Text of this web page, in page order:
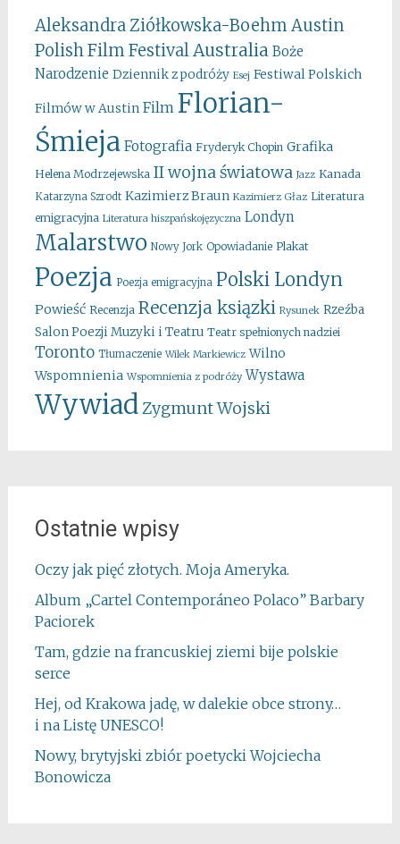
Aleksandra Ziółkowska-Boehm Austin
Polish Film FestivalAustralia Boże
Narodzenie Dziennik z podróży Esej Festiwal Polskich
Filmów w Austin Film Florian-
Śmieja Fotografia Fryderyk Chopin Grafika
Helena Modrzejewska II wojna światowa Jazz Kanada
Katarzyna Szrodt Kazimierz Braun Kazimierz Głaz Literatura
emigracyjna Literatura hiszpańskojęzyczna Londyn
Malarstwo Nowy Jork Opowiadanie Plakat
Poezja Poezja emigracyjna Polski Londyn
Powieść Recenzja Recenzja ksiązki Rysunek Rzeźba
Salon Poezji Muzyki i Teatru Teatr spełnionych nadziei
Toronto Tłumaczenie Wilek Markiewicz Wilno
Wspomnienia Wspomnienia z podróży Wystawa
WywiadZygmunt Wojski
Ostatnie wpisy
Oczy jak pięć złotych. Moja Ameryka.
Album „Cartel Contemporáneo Polaco” Barbary
Paciorek
Tam, gdzie na francuskiej ziemi bije polskie
serce
Hej, od Krakowa jadę, w dalekie obce strony…
i na Listę UNESCO!
Nowy, brytyjski zbiór poetycki Wojciecha
Bonowicza